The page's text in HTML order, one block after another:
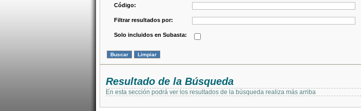
Código:
Filtrar resultados por:
Solo incluidos en Subasta:
Resultado de la Búsqueda
En esta sección podrá ver los resultados de la búsqueda realiza más arriba